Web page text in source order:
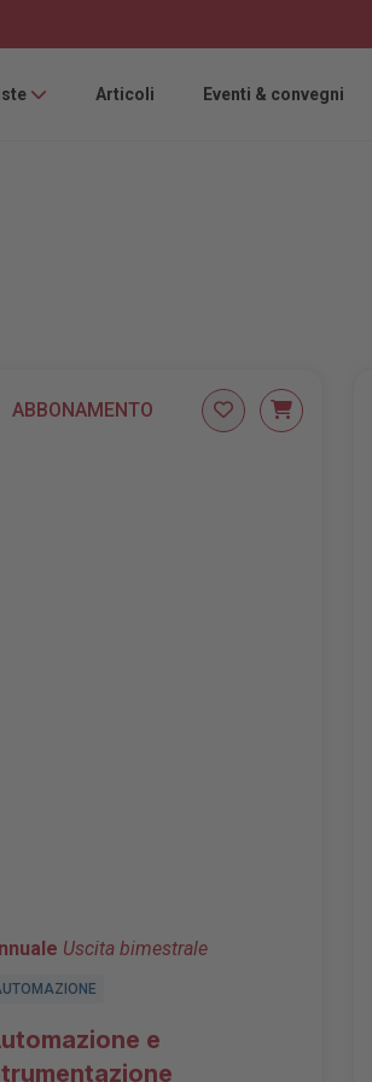
Articoli Eventi & convegni
ABBONAMENTO
Uscita bimestrale
e